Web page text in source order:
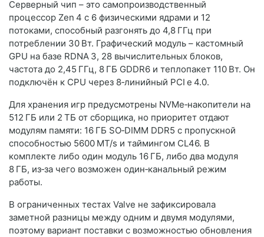
Серверный чип – это самопроизводственный
процессор Zen 4 с 6 физическими ядрами и 12
потоками, способный разгонять до 4,8 ГГц при
потреблении 30 Вт. Графический модуль – кастомный
GPU на базе RDNA 3, 28 вычислительных блоков,
частота до 2,45 ГГц, 8 ГБ GDDR6 и теплопакет 110 Вт. Он
подключён к CPU через 8‑линийный PCI e 4.0.
Для хранения игр предусмотрены NVMe‑накопители на
512 ГБ или 2 ТБ от сборщика, но приоритет отдают
модулям памяти: 16 ГБ SO‑DIMM DDR5 с пропускной
способностью 5600 MT/s и таймингом CL46. В
комплекте либо один модуль 16 ГБ, либо два модуля
8 ГБ, из‑за чего возможен один‑канальный режим
работы.
В ограниченных тестах Valve не зафиксировала
заметной разницы между одним и двумя модулями,
поэтому вариант поставки с возможностью обновления